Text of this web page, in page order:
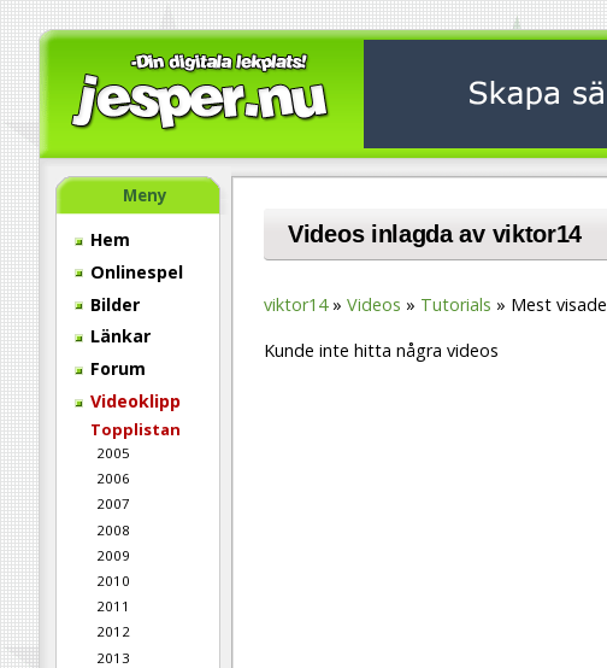
Meny
Hem
Onlinespel
Bilder
Länkar
Forum
Videoklipp
Topplistan
2005
2006
2007
2008
2009
2010
2011
2012
2013
Videos inlagda av viktor14
viktor14 Videos Tutorials Mest visade
Kunde inte hitta några videos